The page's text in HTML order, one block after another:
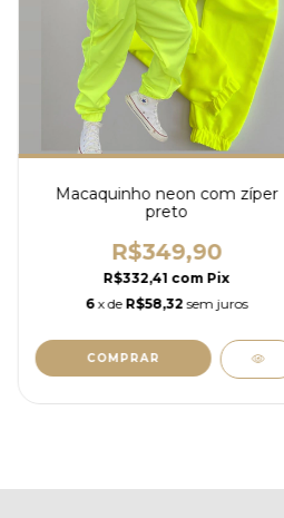
Macaquinho neon com zíper
preto
R$349,90
R$332,41 com Pix
6 x de R$58,32 sem juros
COMPRAR